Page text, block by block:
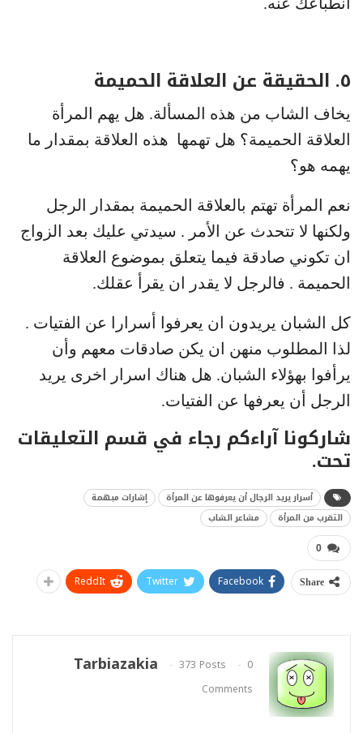
٥. الحقيقة عن العلاقة الحميمة
يخاف الشاب من هذه المسألة. هل يهم المرأة
العلاقة الحميمة؟ هل تهمها هذه العلاقة بمقدار ما
يهمه هو؟
نعم المرأة تهتم بالعلاقة الحميمة بمقدار الرجل
ولكنها لا تتحدث عن الأمر . سيدتي عليك بعد الزواج
ان تكوني صادقة فيما يتعلق بموضوع العلاقة
الحميمة . فالرجل لا يقدر ان يقرأ عقلك.
كل الشبان يريدون ان يعرفوا أسرارا عن الفتيات .
لذا المطلوب منهن ان يكن صادقات معهم وأن
يرأفوا بهؤلاء الشبان. هل هناك اسرار اخرى يريد
الرجل أن يعرفها عن الفتيات.
شاركونا آراءكم رجاء في قسم التعليقات
تحت.
أسرار يريد الرجال أن يعرفوها عن المرأة
إشارات مبهمة
التقرب من المرأة
مشاعر الشاب
0
Share
Facebook
Twitter
ReddIt
Tarbiazakia 373 Posts
0
Comments